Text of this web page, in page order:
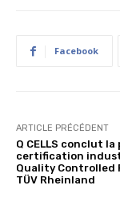
Facebook
ARTICLE PRÉCÉDENT
Q CELLS conclut la
certification
Quality Controlled
TÜV Rheinland